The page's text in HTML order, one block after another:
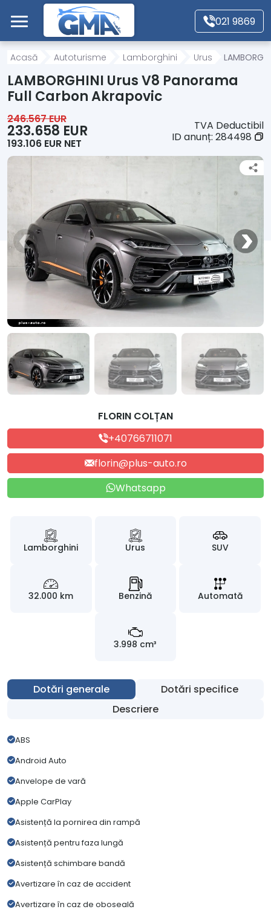
Mergi direct la conținutul principal
021 9869
Acasă
Autoturisme
Motociclete
Alte tipuri vehicule
Despre Noi
Contact
Acasă Autoturisme Lamborghini Urus
LAMBORGHINI Urus V8 Panorama
Full Carbon Akrapovic
246.567 EUR
233.658 EUR
193.106 EUR NET
TVA Deductibil
ID anunț: 284498
FLORIN COLȚAN
+40766711071
florin@plus-auto.ro
Whatsapp
Lamborghini Urus SUV
32.000 km Benzină Automată
3.998 cm³
Dotări generale
Dotări specifice
Descriere
ABS
Android Auto
Anvelope de vară
Apple CarPlay
Asistență la pornirea din rampă
Asistență pentru faza lungă
Asistență schimbare bandă
Avertizare în caz de accident
Avertizare în caz de oboseală